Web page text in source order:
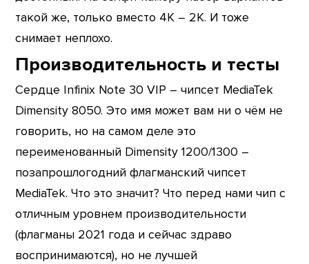
такой же, только вместо 4K – 2K. И тоже
снимает неплохо.
Производительность и тесты
Сердце Infinix Note 30 VIP – чипсет MediaTek
Dimensity 8050. Это имя может вам ни о чём не
говорить, но на самом деле это
переименованный Dimensity 1200/1300 –
позапрошлогодний флагманский чипсет
MediaTek. Что это значит? Что перед нами чип с
отличным уровнем производительности
(флагманы 2021 года и сейчас здраво
воспринимаются), но не лучшей